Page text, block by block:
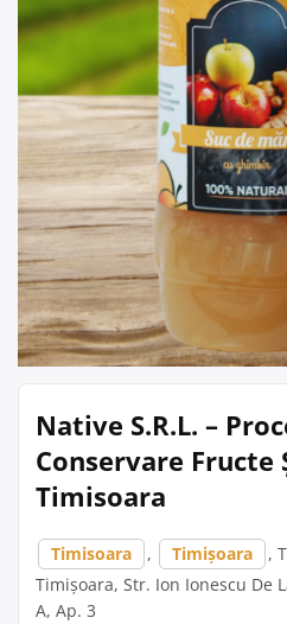
Native S.R.L. –
Conservare Fructe
Timisoara
Timisoara , Timișoara
,
Timișoara, Str. Ion Ionescu De
A, Ap. 3